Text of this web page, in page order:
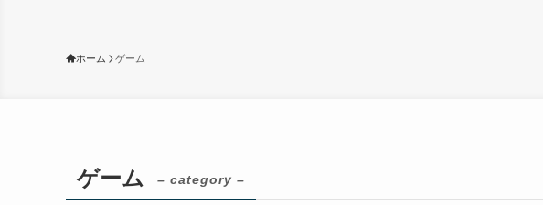
ホーム ゲーム
ゲーム – category –